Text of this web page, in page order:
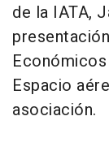
de la IATA,
Espacio
asociación.